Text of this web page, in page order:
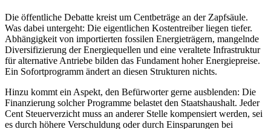
Die öffentliche Debatte kreist um Centbeträge an der Zapfsäule.
Was dabei untergeht: Die eigentlichen Kostentreiber liegen tiefer.
Abhängigkeit von importierten fossilen Energieträgern, mangelnde
Diversifizierung der Energiequellen und eine veraltete Infrastruktur
für alternative Antriebe bilden das Fundament hoher Energiepreise.
Ein Sofortprogramm ändert an diesen Strukturen nichts.
Hinzu kommt ein Aspekt, den Befürworter gerne ausblenden: Die
Finanzierung solcher Programme belastet den Staatshaushalt. Jeder
Cent Steuerverzicht muss an anderer Stelle kompensiert werden, sei
es durch höhere Verschuldung oder durch Einsparungen bei